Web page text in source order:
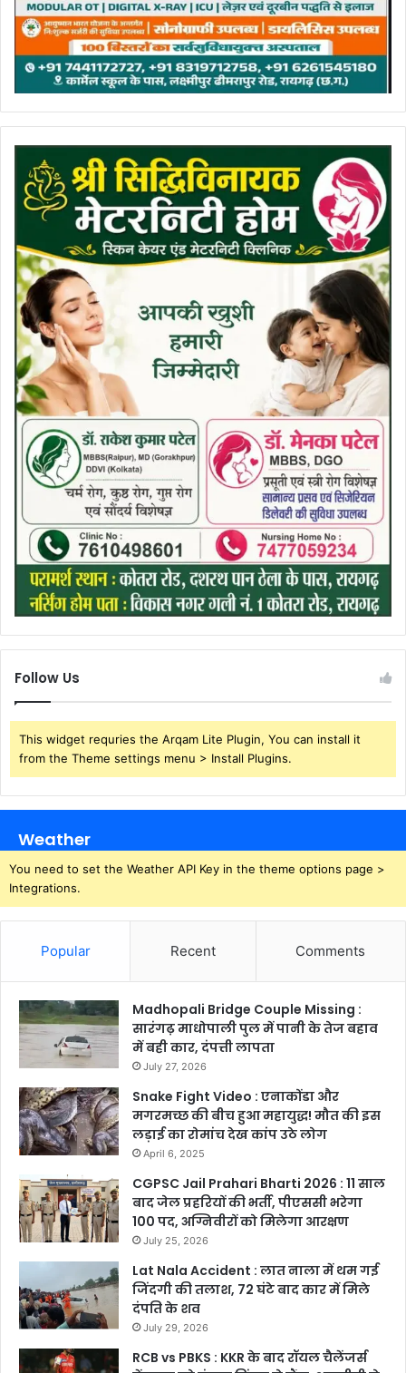
Follow Us
This widget requries the Arqam Lite Plugin, You can install it
from the Theme settings menu > Install Plugins.
Weather
You need to set the Weather API Key in the theme options page >
Integrations.
Popular Recent Comments
Madhopali Bridge Couple Missing :
सारंगढ़ माधोपाली पुल में पानी के तेज बहाव
में बही कार, दंपत्ती लापता
July 27, 2026
Snake Fight Video : एनाकोंडा और
मगरमच्छ की बीच हुआ महायुद्ध! मौत की इस
लड़ाई का रोमांच देख कांप उठे लोग
April 6, 2025
CGPSC Jail Prahari Bharti 2026 : 11 साल
बाद जेल प्रहरियों की भर्ती, पीएससी भरेगा
100 पद, अग्निवीरों को मिलेगा आरक्षण
July 25, 2026
Lat Nala Accident : लात नाला में थम गई
जिंदगी की तलाश, 72 घंटे बाद कार में मिले
दंपति के शव
July 29, 2026
RCB vs PBKS : KKR के बाद रॉयल चैलेंजर्स